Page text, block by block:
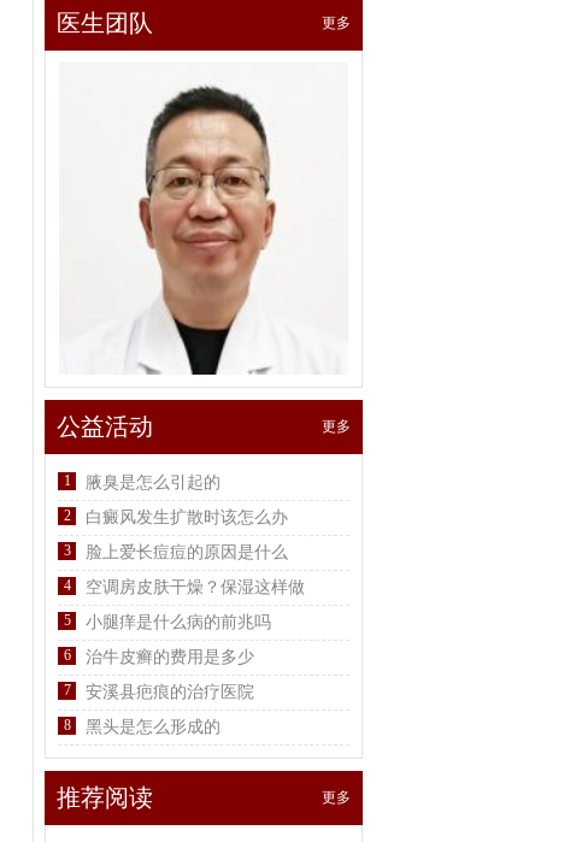
医生团队 更多
公益活动 更多
1 腋臭是怎么引起的
2 白癜风发生扩散时该怎么办
3 脸上爱长痘痘的原因是什么
4 空调房皮肤干燥？保湿这样做
5 小腿痒是什么病的前兆吗
6 治牛皮癣的费用是多少
7 安溪县疤痕的治疗医院
8 黑头是怎么形成的
推荐阅读 更多